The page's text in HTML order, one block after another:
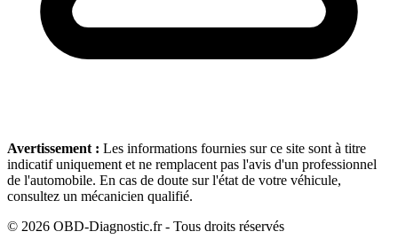
Avertissement : Les informations fournies sur ce site sont à titre
indicatif uniquement et ne remplacent pas l'avis d'un professionnel
de l'automobile. En cas de doute sur l'état de votre véhicule,
consultez un mécanicien qualifié.
© 2026 OBD-Diagnostic.fr - Tous droits réservés